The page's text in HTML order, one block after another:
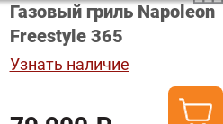
Газовый гриль Napoleon
Freestyle 365
Узнать наличие